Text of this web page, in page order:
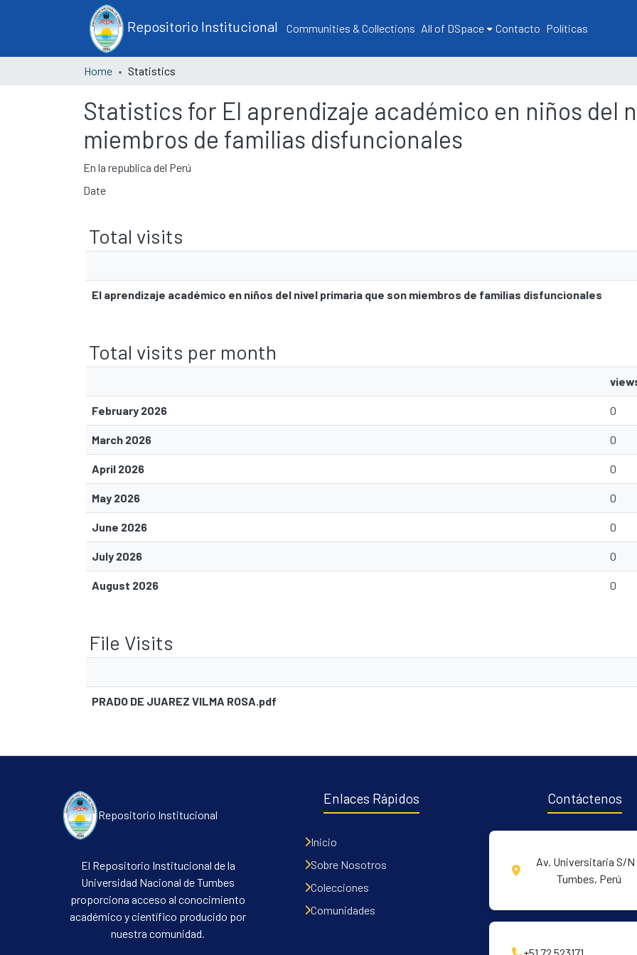
Repositorio Institucional Communities & Collections All of DSpace Contacto Políticas
Home Statistics
Statistics for El aprendizaje académico en niños del
miembros de familias disfuncionales
En la republica del Perú
Date
Total visits
El aprendizaje académico en niños del nivel primaria que son miembros de familias disfuncionales
Total visits per month
February 2026 0
March 2026 0
April 2026 0
May 2026 0
June 2026 0
July 2026 0
August 2026 0
File Visits
PRADO DE JUAREZ VILMA ROSA.pdf
Repositorio Institucional
El Repositorio Institucional de la
Universidad Nacional de Tumbes
proporciona acceso al conocimiento
académico y científico producido por
nuestra comunidad.
Enlaces Rápidos
Inicio
Sobre Nosotros
Colecciones
Comunidades
Contáctenos
Av. Universitaria S/N
Tumbes, Perú